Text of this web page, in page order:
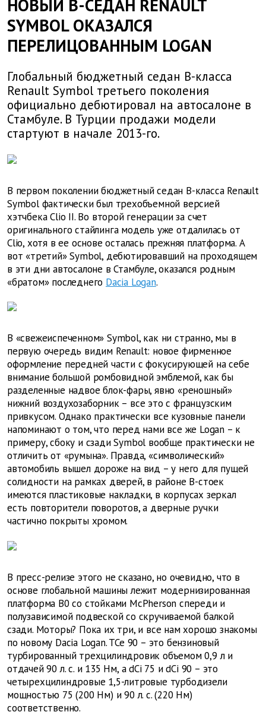
НОВЫЙ B-СЕДАН RENAULT
SYMBOL ОКАЗАЛСЯ
ПЕРЕЛИЦОВАННЫМ LOGAN
Глобальный бюджетный седан B-класса
Renault Symbol третьего поколения
официально дебютировал на автосалоне в
Стамбуле. В Турции продажи модели
стартуют в начале 2013-го.
В первом поколении бюджетный седан B-класса Renault
Symbol фактически был трехобъемной версией
хэтчбека Clio II. Во второй генерации за счет
оригинального стайлинга модель уже отдалилась от
Clio, хотя в ее основе осталась прежняя платформа. А
вот «третий» Symbol, дебютировавший на проходящем
в эти дни автосалоне в Стамбуле, оказался родным
«братом» последнего Dacia Logan.
В «свежеиспеченном» Symbol, как ни странно, мы в
первую очередь видим Renault: новое фирменное
оформление передней части с фокусирующей на себе
внимание большой ромбовидной эмблемой, как бы
разделенные надвое блок-фары, явно «реношный»
нижний воздухозаборник – все это с французским
привкусом. Однако практически все кузовные панели
напоминают о том, что перед нами все же Logan – к
примеру, сбоку и сзади Symbol вообще практически не
отличить от «румына». Правда, «символический»
автомобиль вышел дороже на вид – у него для пущей
солидности на рамках дверей, в районе B-стоек
имеются пластиковые накладки, в корпусах зеркал
есть повторители поворотов, а дверные ручки
частично покрыты хромом.
В пресс-релизе этого не сказано, но очевидно, что в
основе глобальной машины лежит модернизированная
платформа B0 со стойками McPherson спереди и
полузависимой подвеской со скручиваемой балкой
сзади. Моторы? Пока их три, и все нам хорошо знакомы
по новому Dacia Logan. TCe 90 – это бензиновый
турбированный трехцилиндровик объемом 0,9 л и
отдачей 90 л. с. и 135 Нм, а dCi 75 и dCi 90 – это
четырехцилиндровые 1,5-литровые турбодизели
мощностью 75 (200 Нм) и 90 л. с. (220 Нм)
соответственно.